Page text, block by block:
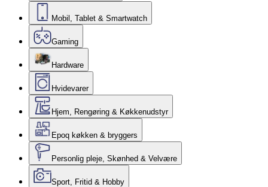
Mobil, Tablet & Smartwatch
Gaming
Hardware
Hvidevarer
Hjem, Rengøring & Køkkenudstyr
Epoq køkken & bryggers
Personlig pleje, Skønhed & Velvære
Sport, Fritid & Hobby